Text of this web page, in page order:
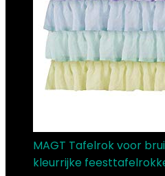
MAGT Tafelrok voor
kleurrijke